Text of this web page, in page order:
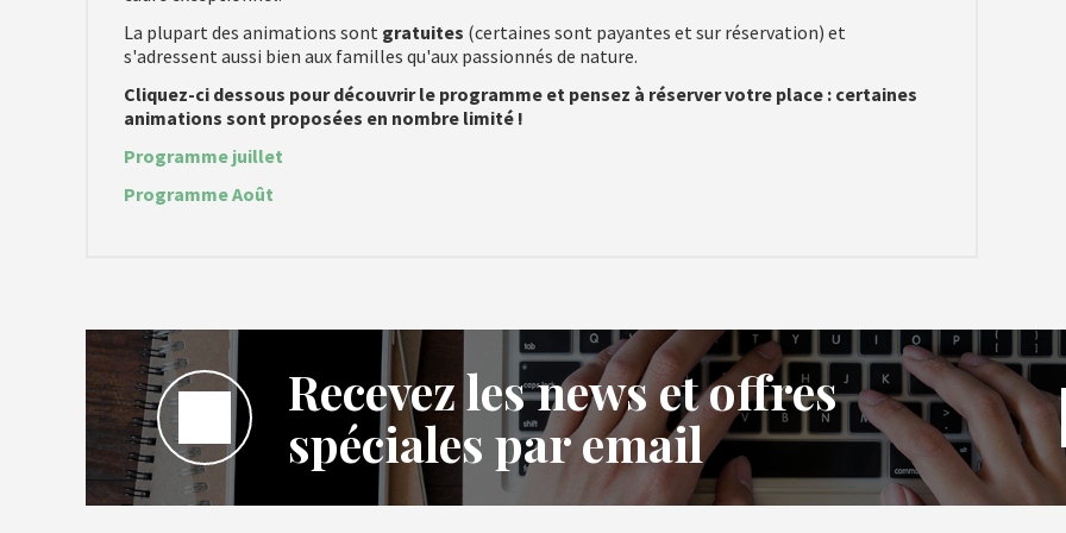
La plupart des animations sont gratuites (certaines sont payantes et sur réservation) et
s'adressent aussi bien aux familles qu'aux passionnés de nature.
Cliquez-ci dessous pour découvrir le programme et pensez à réserver votre place : certaines
animations sont proposées en nombre limité !
Programme juillet
Programme Août
Recevez les news et offres
spéciales par email